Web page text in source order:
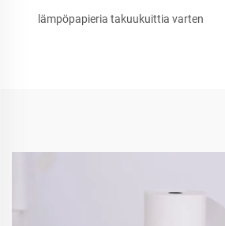
lämpöpapieria takuukuittia varten